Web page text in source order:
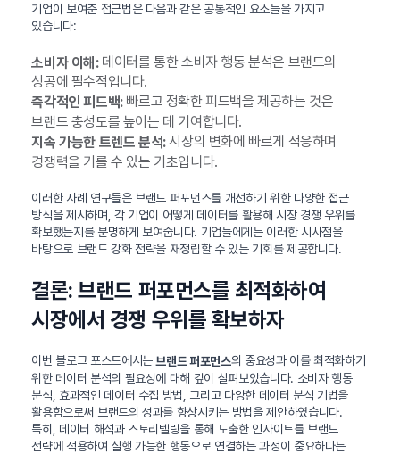
기업이 보여준 접근법은 다음과 같은 공통적인 요소들을 가지고
있습니다:
소비자 이해:데이터를 통한 소비자 행동 분석은 브랜드의
성공에 필수적입니다.
즉각적인 피드백:빠르고 정확한 피드백을 제공하는 것은
브랜드 충성도를 높이는 데 기여합니다.
지속 가능한 트렌드 분석:시장의 변화에 빠르게 적응하며
경쟁력을 기를 수 있는 기초입니다.
이러한 사례 연구들은 브랜드 퍼포먼스를 개선하기 위한 다양한 접근
방식을 제시하며, 각 기업이 어떻게 데이터를 활용해 시장 경쟁 우위를
확보했는지를 분명하게 보여줍니다. 기업들에게는 이러한 시사점을
바탕으로 브랜드 강화 전략을 재정립할 수 있는 기회를 제공합니다.
결론: 브랜드 퍼포먼스를 최적화하여
시장에서 경쟁 우위를 확보하자
이번 블로그 포스트에서는 브랜드 퍼포먼스의 중요성과 이를 최적화하기
위한 데이터 분석의 필요성에 대해 깊이 살펴보았습니다. 소비자 행동
분석, 효과적인 데이터 수집 방법, 그리고 다양한 데이터 분석 기법을
활용함으로써 브랜드의 성과를 향상시키는 방법을 제안하였습니다.
특히, 데이터 해석과 스토리텔링을 통해 도출한 인사이트를 브랜드
전략에 적용하여 실행 가능한 행동으로 연결하는 과정이 중요하다는